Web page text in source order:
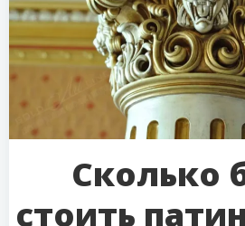
Сколько
стоить